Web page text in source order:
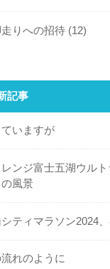
りへの招待 (12)
記事
いますが
ンジ富士五湖ウルト
風景
ティマラソン2024
流れのように